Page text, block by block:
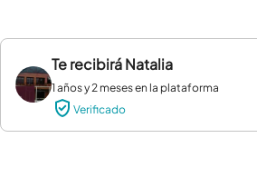
Te recibiráNatalia
1 años y 2 meses en la plataforma
Verificado